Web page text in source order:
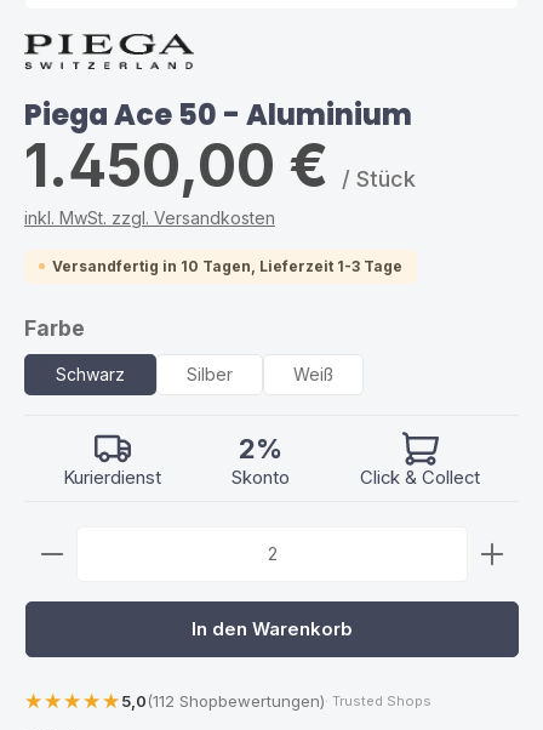
Piega Ace 50 - Aluminium
1.450,00 € / Stück
inkl. MwSt. zzgl. Versandkosten
Versandfertig in 10 Tagen, Lieferzeit 1-3 Tage
Farbe
Schwarz Silber Weiß
Kurierdienst
2%
Skonto Click & Collect
Produkt Anzahl: Gib den gewünschten Wert ein
In den Warenkorb
5,0(112 Shopbewertungen)· Trusted Shops